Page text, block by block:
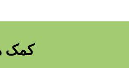
کمک